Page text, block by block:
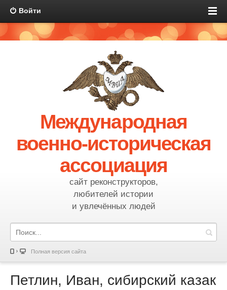
Войти
Международная
военно-историческая
ассоциация
сайт реконструкторов,
любителей истории
и увлечённых людей
Полная версия сайта
Петлин, Иван, сибирский казак